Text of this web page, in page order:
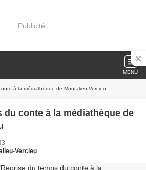
Publicité
MENU
à la médiathèque de Montalieu-Vercieu
du conte à la médiathèque de
Vercieu